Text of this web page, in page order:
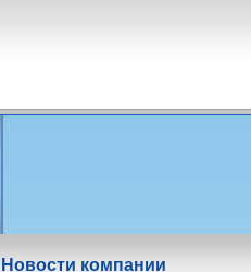
Новости компании